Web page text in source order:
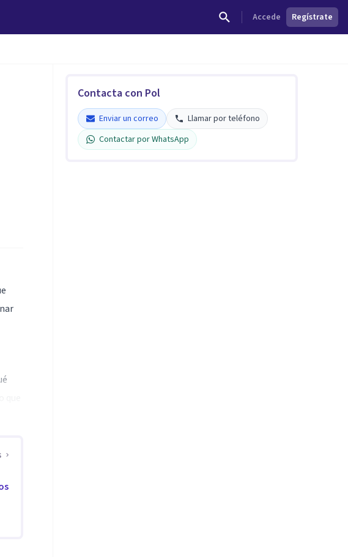
Accede Regístrate
Contacta con Pol
Enviar un correo
Llamar por teléfono
Contactar por WhatsApp